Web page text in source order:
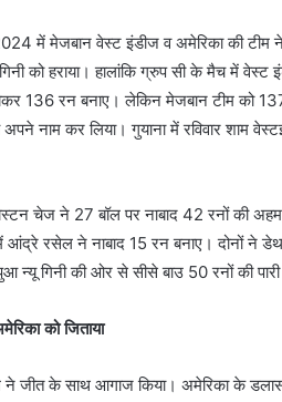
में मेजबान वेस्ट इंडीज व अमेरिका की टीम
को हराया। हालांकि ग्रुप सी के मैच में
136 रन बनाए। लेकिन मेजबान टीम को
नाम कर लिया। गुयाना में रविवार शाम
चेज ने 27 बॉल पर नाबाद 42 रनों की
आंद्रे रसेल ने नाबाद 15 रन बनाए। दोनों ने
न्यू गिनी की ओर से सीसे बाउ 50 रनों की
को जिताया
ने जीत के साथ आगाज किया। अमेरिका के